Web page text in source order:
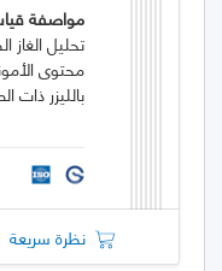
مواصفة
تحليل الغاز
محتوى
بالليزر ذات
نظرة سريعة